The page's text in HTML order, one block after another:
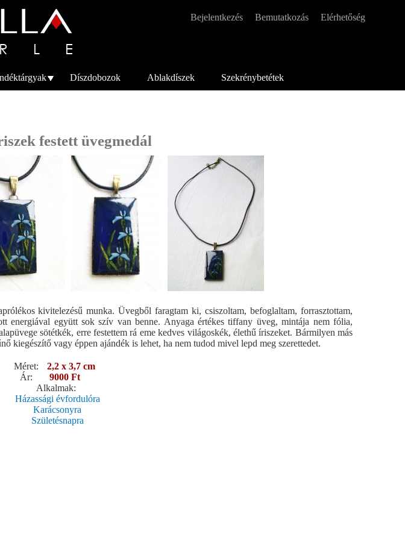
Másodlagos menü
Bejelentkezés Bemutatkozás Elérhetőség
Díszdobozok Ablakdíszek Szekrénybetétek
festett üvegmedál
kivitelezésű munka. Üvegből faragtam ki, csiszoltam, befoglaltam, forrasztottam,
energiával együtt sok szív van benne. Anyaga értékes tiffany üveg, mintája nem fólia,
sötétkék, erre festettem rá eme kedves világoskék, élethű íriszeket. Bármilyen más
kiegészítő vagy éppen ajándék is lehet, ha nem tudod mivel lepd meg szerettedet.
Méret:
2,2 x 3,7 cm
Ár:
9000 Ft
Alkalmak:
Házassági évfordulóra
Karácsonyra
Születésnapra